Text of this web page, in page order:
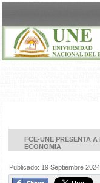
FCE-UNE PRESENTA
ECONOMÍA
Publicado: 19 Septiembre 2024